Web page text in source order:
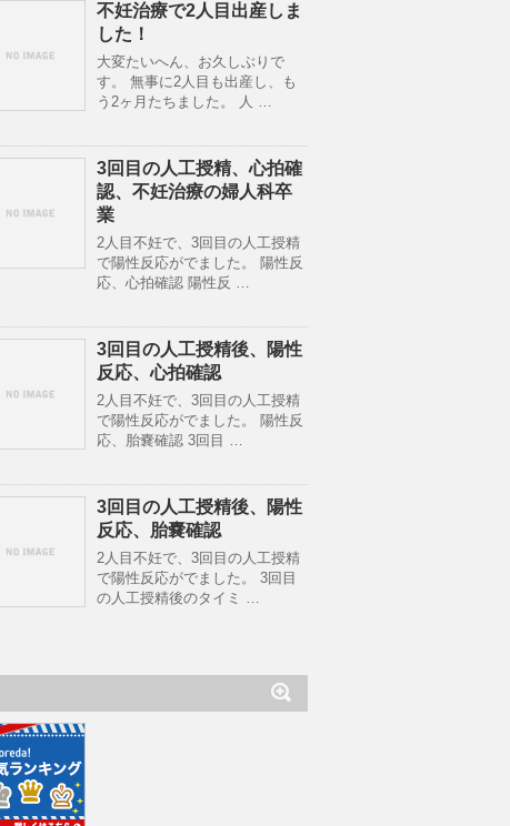
不妊治療で2人目出産しま
した！
大変たいへん、お久しぶりで
す。 無事に2人目も出産し、も
う2ヶ月たちました。 人 …
3回目の人工授精、心拍確
認、不妊治療の婦人科卒
業
2人目不妊で、3回目の人工授精
で陽性反応がでました。 陽性反
応、心拍確認 陽性反 …
3回目の人工授精後、陽性
反応、心拍確認
2人目不妊で、3回目の人工授精
で陽性反応がでました。 陽性反
応、胎嚢確認 3回目 …
3回目の人工授精後、陽性
反応、胎嚢確認
2人目不妊で、3回目の人工授精
で陽性反応がでました。 3回目
の人工授精後のタイミ …